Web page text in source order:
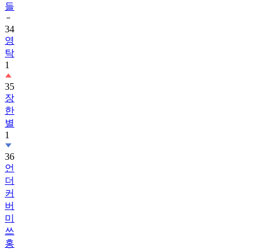
들
34
영
탁
1
35
장
한
별
1
36
언
더
커
버
미
쓰
홍